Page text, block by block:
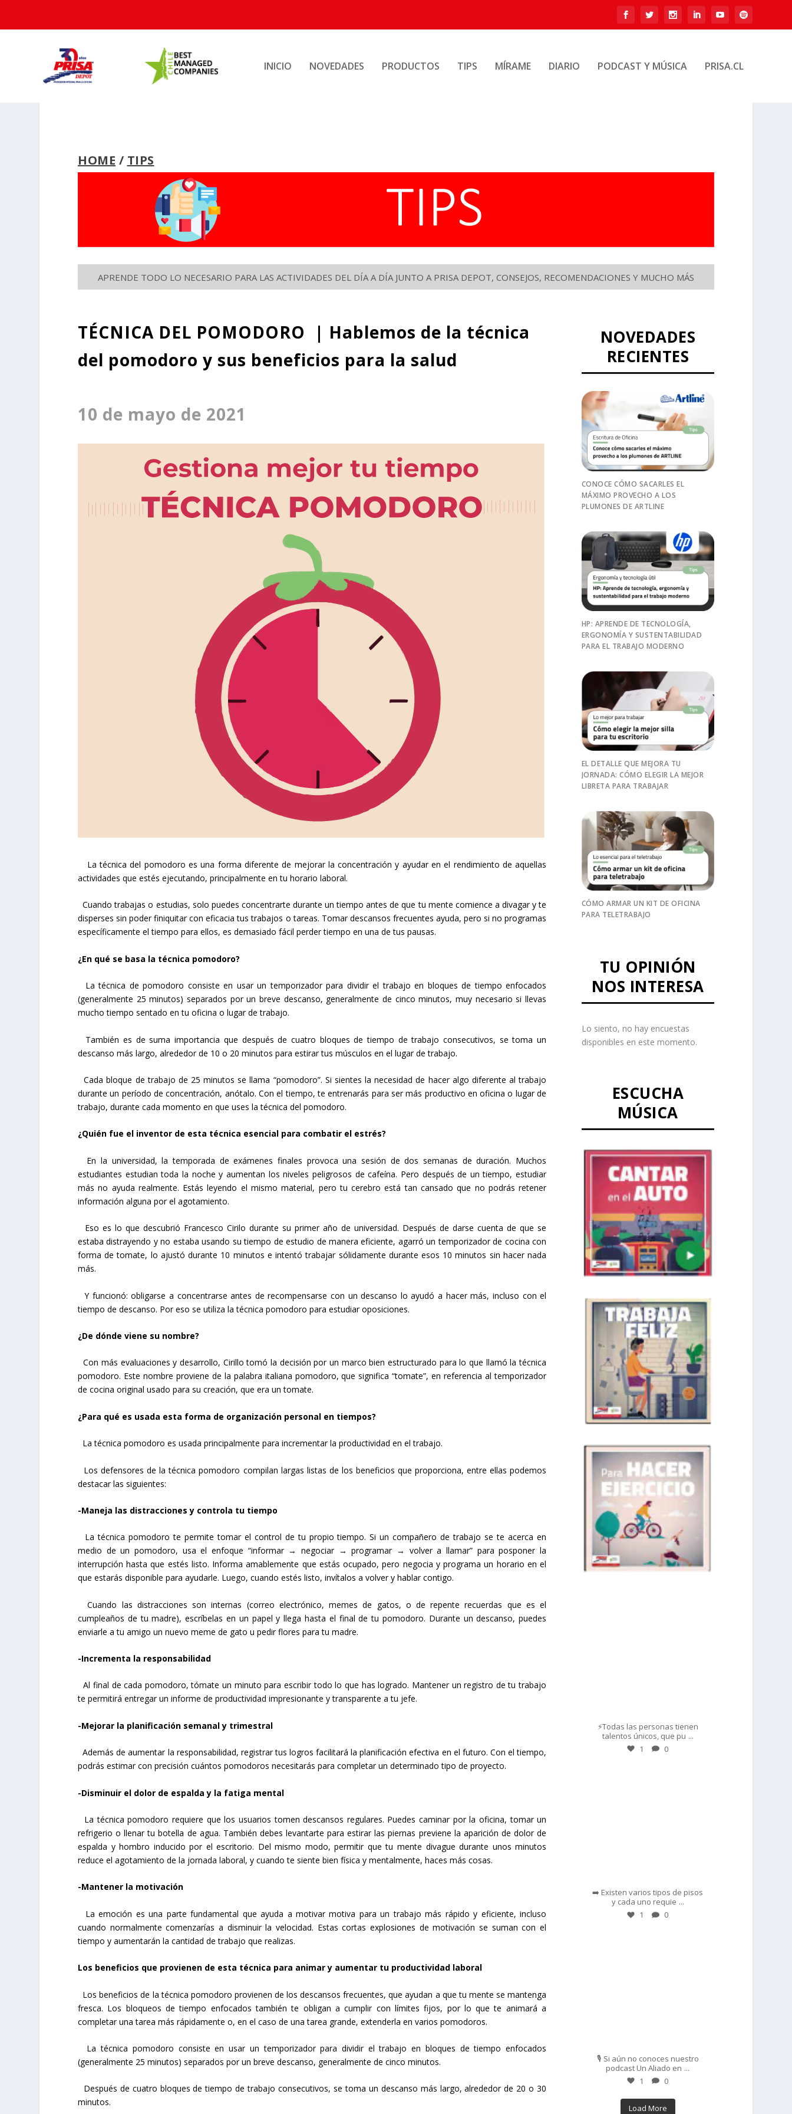
INICIO NOVEDADES PRODUCTOS TIPS MÍRAME DIARIO PODCAST Y MÚSICA PRISA.CL
HOME / TIPS
APRENDE TODO LO NECESARIO PARA LAS ACTIVIDADES DEL DÍA A DÍA JUNTO A PRISA DEPOT, CONSEJOS, RECOMENDACIONES Y MUCHO MÁS
TÉCNICA DEL POMODORO | Hablemos de la técnica
del pomodoro y sus beneficios para la salud
10 de mayo de 2021
La técnica del pomodoro es una forma diferente de mejorar la concentración y ayudar en el rendimiento de aquellas
actividades que estés ejecutando, principalmente en tu horario laboral.
Cuando trabajas o estudias, solo puedes concentrarte durante un tiempo antes de que tu mente comience a divagar y te
disperses sin poder finiquitar con eficacia tus trabajos o tareas. Tomar descansos frecuentes ayuda, pero si no programas
específicamente el tiempo para ellos, es demasiado fácil perder tiempo en una de tus pausas.
¿En qué se basa la técnica pomodoro?
La técnica de pomodoro consiste en usar un temporizador para dividir el trabajo en bloques de tiempo enfocados
(generalmente 25 minutos) separados por un breve descanso, generalmente de cinco minutos, muy necesario si llevas
mucho tiempo sentado en tu oficina o lugar de trabajo.
También es de suma importancia que después de cuatro bloques de tiempo de trabajo consecutivos, se toma un
descanso más largo, alrededor de 10 o 20 minutos para estirar tus músculos en el lugar de trabajo.
Cada bloque de trabajo de 25 minutos se llama “pomodoro”. Si sientes la necesidad de hacer algo diferente al trabajo
durante un período de concentración, anótalo. Con el tiempo, te entrenarás para ser más productivo en oficina o lugar de
trabajo, durante cada momento en que uses la técnica del pomodoro.
¿Quién fue el inventor de esta técnica esencial para combatir el estrés?
En la universidad, la temporada de exámenes finales provoca una sesión de dos semanas de duración. Muchos
estudiantes estudian toda la noche y aumentan los niveles peligrosos de cafeína. Pero después de un tiempo, estudiar
más no ayuda realmente. Estás leyendo el mismo material, pero tu cerebro está tan cansado que no podrás retener
información alguna por el agotamiento.
Eso es lo que descubrió Francesco Cirilo durante su primer año de universidad. Después de darse cuenta de que se
estaba distrayendo y no estaba usando su tiempo de estudio de manera eficiente, agarró un temporizador de cocina con
forma de tomate, lo ajustó durante 10 minutos e intentó trabajar sólidamente durante esos 10 minutos sin hacer nada
más.
Y funcionó: obligarse a concentrarse antes de recompensarse con un descanso lo ayudó a hacer más, incluso con el
tiempo de descanso. Por eso se utiliza la técnica pomodoro para estudiar oposiciones.
¿De dónde viene su nombre?
Con más evaluaciones y desarrollo, Cirillo tomó la decisión por un marco bien estructurado para lo que llamó la técnica
pomodoro. Este nombre proviene de la palabra italiana pomodoro, que significa “tomate”, en referencia al temporizador
de cocina original usado para su creación, que era un tomate.
¿Para qué es usada esta forma de organización personal en tiempos?
La técnica pomodoro es usada principalmente para incrementar la productividad en el trabajo.
Los defensores de la técnica pomodoro compilan largas listas de los beneficios que proporciona, entre ellas podemos
destacar las siguientes:
-Maneja las distracciones y controla tu tiempo
La técnica pomodoro te permite tomar el control de tu propio tiempo. Si un compañero de trabajo se te acerca en
medio de un pomodoro, usa el enfoque “informar → negociar → programar → volver a llamar” para posponer la
interrupción hasta que estés listo. Informa amablemente que estásocupado, pero negocia y programa un horario en el
que estarás disponible para ayudarle. Luego, cuando estés listo, invítalos a volver y hablar contigo.
Cuando las distracciones son internas (correo electrónico, memes de gatos, o de repente recuerdas que es el
cumpleaños de tu madre), escríbelas en un papel y llega hasta el final de tu pomodoro. Durante un descanso, puedes
enviarle a tu amigo un nuevo meme de gato u pedir flores para tu madre.
-Incrementa la responsabilidad
Al final de cada pomodoro, tómate un minuto para escribir todo lo que has logrado. Mantener un registro de tu trabajo
te permitirá entregar un informe de productividad impresionante y transparente a tu jefe.
-Mejorar la planificación semanal y trimestral
Además de aumentar la responsabilidad, registrar tus logros facilitará la planificación efectiva en el futuro. Con el tiempo,
podrás estimar con precisión cuántos pomodoros necesitarás para completar un determinado tipo de proyecto.
-Disminuir el dolor de espalda y la fatiga mental
La técnica pomodoro requiere que los usuarios tomen descansos regulares. Puedes caminar por la oficina, tomar un
refrigerio o llenar tu botella de agua. También debes levantarte para estirar las piernas previene la aparición de dolor de
espalda y hombro inducido por el escritorio. Del mismo modo, permitir que tu mente divague durante unos minutos
reduce el agotamiento de la jornada laboral, y cuando te siente bien física y mentalmente, haces más cosas.
-Mantener la motivación
La emoción es una parte fundamental que ayuda a motivar motiva para un trabajo más rápido y eficiente, incluso
cuando normalmente comenzarías a disminuir la velocidad. Estas cortas explosiones de motivación se suman con el
tiempo y aumentarán la cantidad de trabajo que realizas.
Los beneficios que provienen de esta técnica para animar y aumentar tu productividad laboral
Los beneficios de la técnica pomodoro provienen de los descansos frecuentes, que ayudan a que tu mente se mantenga
fresca. Los bloqueos de tiempo enfocados también te obligan a cumplir con límites fijos, por lo que te animará a
completar una tarea más rápidamente o, en el caso de una tarea grande, extenderla en varios pomodoros.
La técnica pomodoro consiste en usar un temporizador para dividir el trabajo en bloques de tiempo enfocados
(generalmente 25 minutos) separados por un breve descanso, generalmente de cinco minutos.
Después de cuatro bloques de tiempo de trabajo consecutivos, se toma un descanso más largo, alrededor de 20 o 30
minutos.
NOVEDADES
RECIENTES
CONOCE CÓMO SACARLES EL
MÁXIMO PROVECHO A LOS
PLUMONES DE ARTLINE
HP: APRENDE DE TECNOLOGÍA,
ERGONOMÍA Y SUSTENTABILIDAD
PARA EL TRABAJO MODERNO
EL DETALLE QUE MEJORA TU
JORNADA: CÓMO ELEGIR LA MEJOR
LIBRETA PARA TRABAJAR
CÓMO ARMAR UN KIT DE OFICINA
PARA TELETRABAJO
TU OPINIÓN
NOS INTERESA
Lo siento, no hay encuestas
disponibles en este momento.
ESCUCHA
MÚSICA
⚡Todas las personas tienen
talentos únicos, que pu ...
1 0
➡️ Existen varios tipos de pisos
y cada uno requie ...
1 0
🎙️ Si aún no conoces nuestro
podcast Un Aliado en ...
1 0
Load More